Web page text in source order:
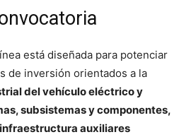
está diseñada para potenciar
de inversión orientados a la
del vehículo eléctrico y
subsistemas y componentes,
auxiliares